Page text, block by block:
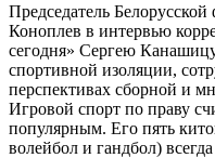
Председатель
Коноплев в интервью
сегодня» Сергею
спортивной изоляции,
перспективах сборной и
Игровой спорт по праву
популярным. Его пять
волейбол и гандбол)